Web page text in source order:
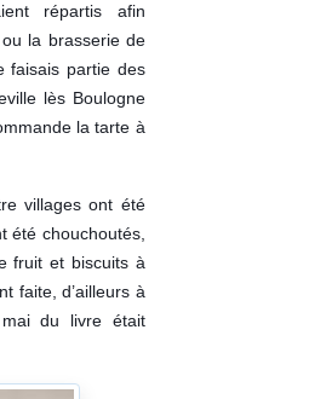
répartis afin
ou la brasserie de
faisais partie des
lès Boulogne
la tarte à
villages ont été
été chouchoutés,
fruit et biscuits à
faite, d’ailleurs à
mai du livre était